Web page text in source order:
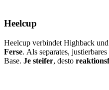
Heelcup
Heelcup verbindet Highback
Ferse. Als separates,
Base. Je steifer, desto